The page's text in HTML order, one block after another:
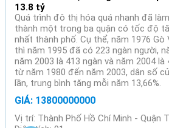
13.8 tỷ
Quá trình đô thị hóa quá nhanh đã
thành một trong ba quận có tốc độ
nhất thành phố. Cụ thể, năm 1976 Gò
thì năm 1995 đã có 223 ngàn người,
năm 2003 là 413 ngàn và năm 2004 là
từ năm 1980 đến năm 2003, dân số
lần, trung bình tăng mỗi năm 13,66%.
GIÁ: 13800000000
Vị trí: Thành Phố Hồ Chí Minh - Quận